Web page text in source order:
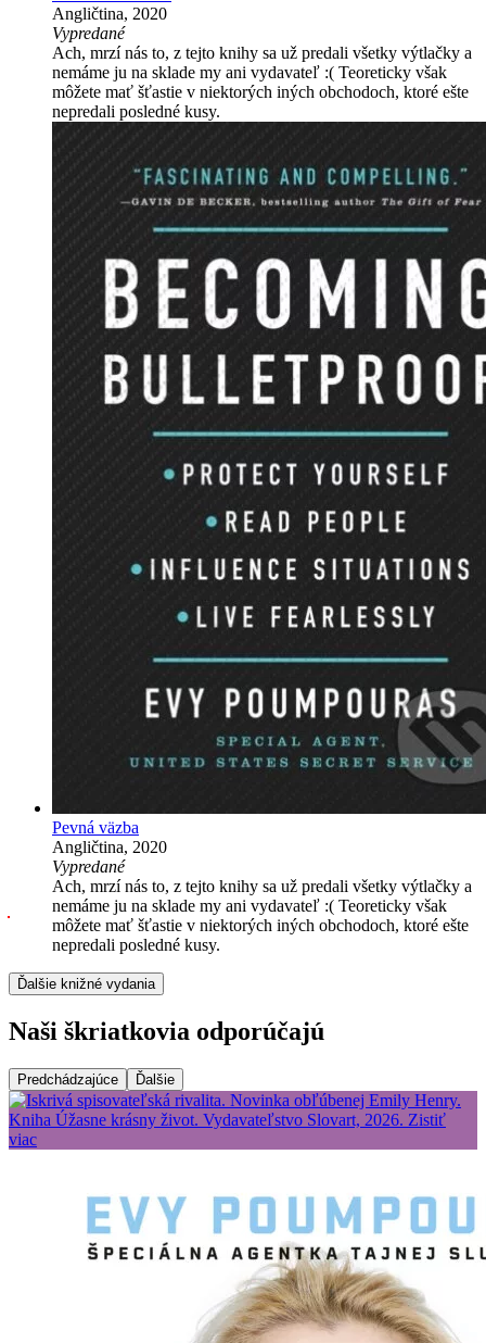
Angličtina, 2020
Vypredané
Ach, mrzí nás to, z tejto knihy sa už predali všetky výtlačky a
nemáme ju na sklade my ani vydavateľ :( Teoreticky však
môžete mať šťastie v niektorých iných obchodoch, ktoré ešte
nepredali posledné kusy.
Pevná väzba
Angličtina, 2020
Vypredané
Ach, mrzí nás to, z tejto knihy sa už predali všetky výtlačky a
nemáme ju na sklade my ani vydavateľ :( Teoreticky však
môžete mať šťastie v niektorých iných obchodoch, ktoré ešte
nepredali posledné kusy.
Ďalšie knižné vydania
Naši škriatkovia odporúčajú
Predchádzajúce Ďalšie